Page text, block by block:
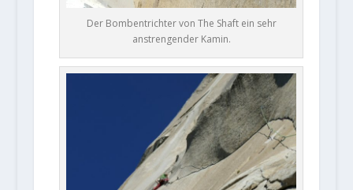
Der Bombentrichter von The Shaft ein sehr
anstrengender Kamin.